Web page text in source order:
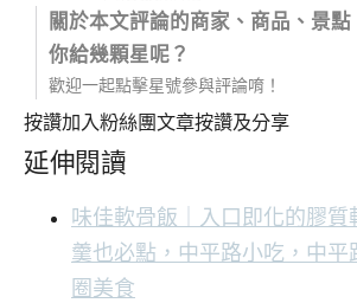
關於本文評論的商家、商品、景點
你給幾顆星呢？
歡迎一起點擊星號參與評論唷！
按讚加入粉絲團文章按讚及分享
延伸閱讀
味佳軟骨飯｜入口即化的膠質
羹也必點，中平路小吃，中平
圈美食